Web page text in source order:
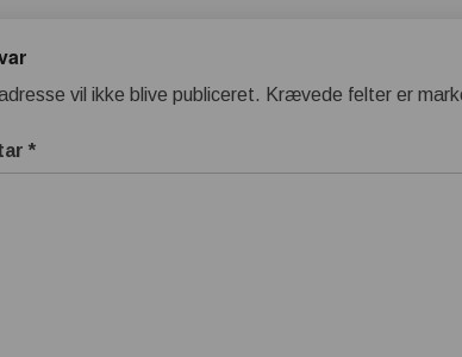
vil ikke blive publiceret. Krævede felter er
*